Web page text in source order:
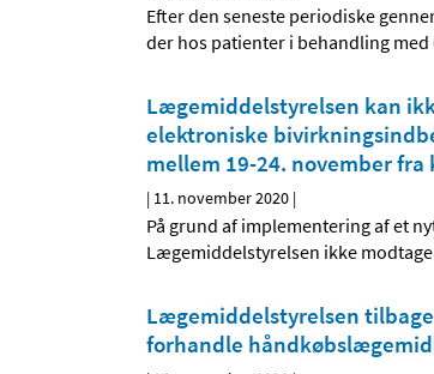
Efter den seneste periodiske
der hos patienter i behandling med
Lægemiddelstyrelsen kan
elektroniske
mellem 19-24. november fra
| 11. november 2020 |
På grund af implementering af et
Lægemiddelstyrelsen ikke
Lægemiddelstyrelsen
forhandle